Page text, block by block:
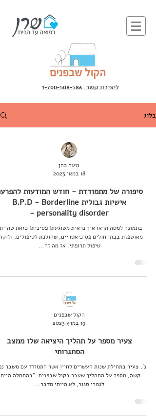
ליצירת קשר: 1-700-508-586
בלוג
נועה כהן
18 במאי 2023
סיפורה של מתמודדת - חודש המודעות
אישיות גבולית B.P.D - Borderline
personality disorder -
בתמונה למטה תראו איך נראית משוגעת! פסיכית! כזאת
מאושפזת בבתי חולים פסיכיאטריים, שהולכת לטיפולים,
טיפול תרופתי. אז מה זה...
הקול שבפנים
19 במרץ 2023
צעיר מספר על תהליך היציאה שלו ממצב
הסתגרותי
נ', צעיר בתחילת שנות העשרים לחייו אשר התמודד עם משבר
קשה, מספר על התהליך שעבר בקול שבפנים: "בהתחלה
לגמרי סגור, לא הייתי מדבר...